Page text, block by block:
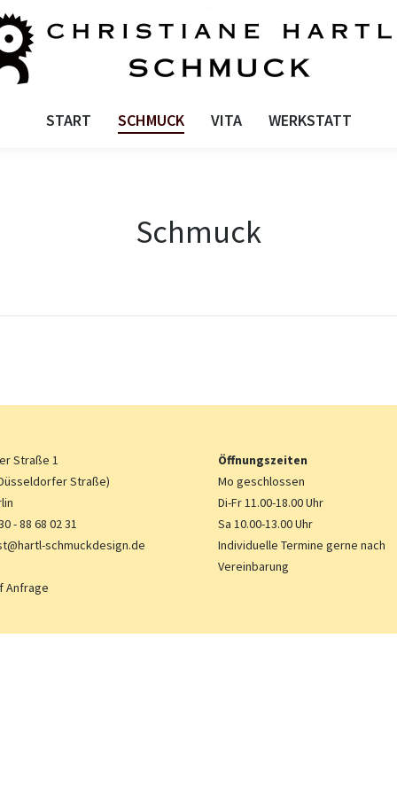
START SCHMUCK VITA WERKSTATT
Schmuck
Straße 1
Straße)
- 88 68 02 31
schmuckdesign.de
Anfrage
Öffnungszeiten
Mo geschlossen
Di-Fr 11.00-18.00 Uhr
Sa 10.00-13.00 Uhr
Individuelle Termine gerne nach
Vereinbarung
START SCHMUCK VITA